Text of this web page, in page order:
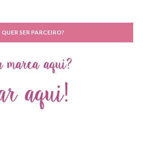
QUER SER PARCEIRO?